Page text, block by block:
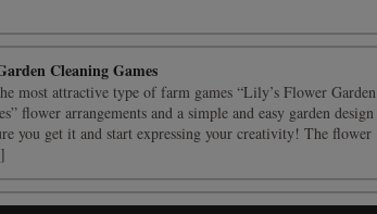
Cleaning Games
most attractive type of farm games “Lily’s Flower Garden
flower arrangements and a simple and easy garden design
you get it and start expressing your creativity! The flower